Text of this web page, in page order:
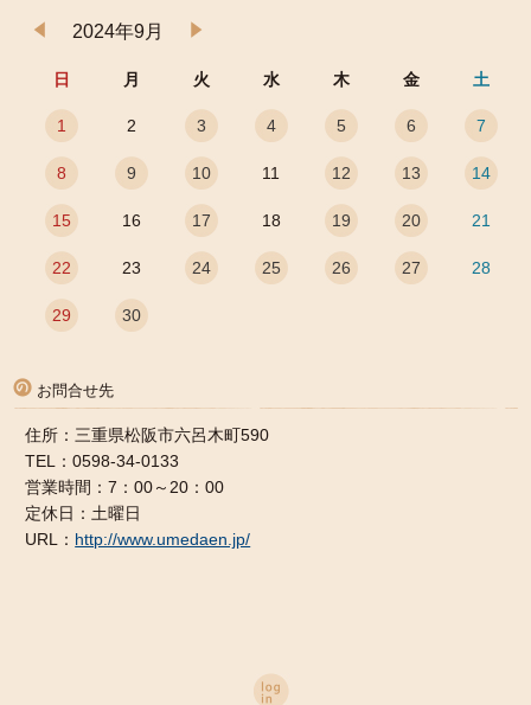
2024年9月
日 月 火 水 木 金 土
1 2 3 4 5 6 7
8 9 10 11 12 13 14
15 16 17 18 19 20 21
22 23 24 25 26 27 28
29 30
お問合せ先
住所：三重県松阪市六呂木町590
TEL：0598-34-0133
営業時間：7：00～20：00
定休日：土曜日
URL： http://www.umedaen.jp/